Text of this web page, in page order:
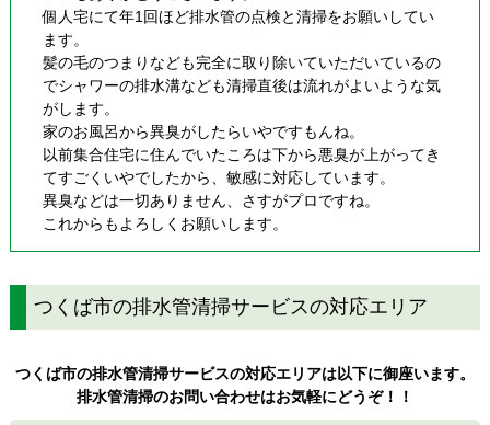
個人宅にて年1回ほど排水管の点検と清掃をお願いしてい
ます。
髪の毛のつまりなども完全に取り除いていただいているの
でシャワーの排水溝なども清掃直後は流れがよいような気
がします。
家のお風呂から異臭がしたらいやですもんね。
以前集合住宅に住んでいたころは下から悪臭が上がってき
てすごくいやでしたから、敏感に対応しています。
異臭などは一切ありません、さすがプロですね。
これからもよろしくお願いします。
つくば市の排水管清掃サービスの対応エリア
つくば市の排水管清掃サービスの対応エリアは以下に御座います。
排水管清掃のお問い合わせはお気軽にどうぞ！！